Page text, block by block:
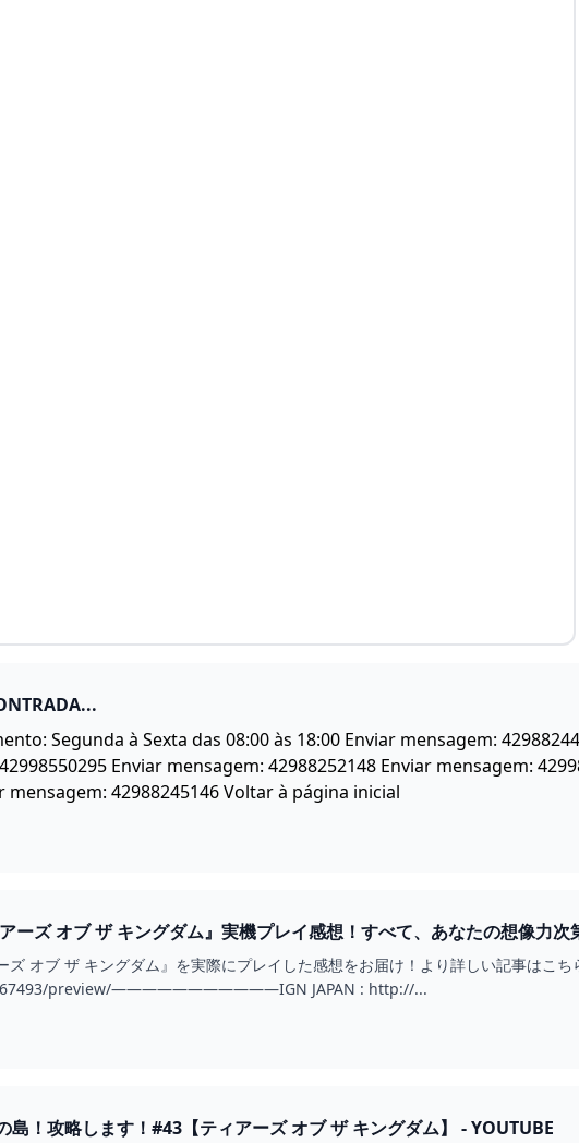
Segunda à Sexta das 08:00 às 18:00 Enviar mensagem:
Enviar mensagem: 42988252148 Enviar mensagem:
mensagem: 42988245146 Voltar à página inicial
ーズ オブ ザ キングダム』実機プレイ感想！すべて、あなたの想像力次
ズ オブ ザ キングダム』を実際にプレイした感想をお届け！より詳しい記事は
67493/preview/―――――――――――IGN JAPAN : http://...
島！攻略します！#43【ティアーズ オブ ザ キングダム】 - YOUTUBE